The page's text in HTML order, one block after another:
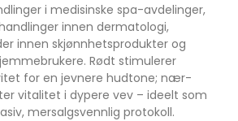
i medisinske spa-avdelinger,
innen dermatologi,
innen skjønnhetsprodukter og
Rødt stimulerer
for en jevnere hudtone; nær-
vitalitet i dypere vev – ideelt som
mersalgsvennlig protokoll.